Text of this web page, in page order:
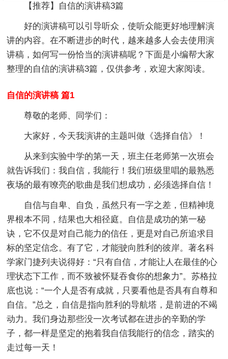
【推荐】自信的演讲稿3篇
好的演讲稿可以引导听众，使听众能更好地理解演
讲的内容。在不断进步的时代，越来越多人会去使用演
讲稿，如何写一份恰当的演讲稿呢？下面是小编帮大家
整理的自信的演讲稿3篇，仅供参考，欢迎大家阅读。
自信的演讲稿 篇1
尊敬的老师、同学们：
大家好，今天我演讲的主题叫做《选择自信》！
从来到实验中学的第一天，班主任老师第一次班会
就告诉我们：我自信，我能行！我们班级里唱的最熟悉
夜场的最有嘹亮的歌曲是我们想成功，必须选择自信！
自信与自卑、自负，虽然只有一字之差，但精神境
界根本不同，结果也大相径庭。自信是成功的第一秘
诀，它不仅是对自己能力的信任，更是对自己所追求目
标的坚定信念。有了它，才能驶向胜利的彼岸。著名科
学家门捷列夫说得好：“只有自信，才能让人在最佳的心
理状态下工作，而不致被怀疑吞食你的想象力”。苏格拉
底也说：“一个人是否有成就，只要看他是否具有自尊和
自信。”总之，自信是指向胜利的导航塔，是前进的不竭
动力。我们身边那些没一次考试都在进步的辛勤的学
子，都一样是坚定的抱着我自信我能行的信念，踏实的
走过每一天！